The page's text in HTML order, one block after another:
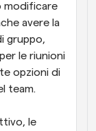
modificare
avere la
gruppo,
le riunioni
opzioni di
team.
le